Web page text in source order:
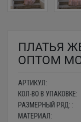
ПЛАТЬЯ
ОПТОМ
АРТИКУЛ:
КОЛ-ВО В УПАКОВКЕ:
РАЗМЕРНЫЙ РЯД: :
МАТЕРИАЛ: